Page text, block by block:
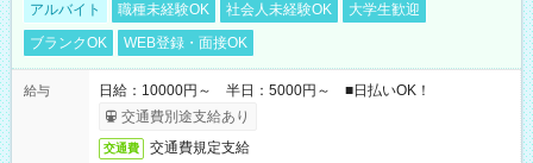
アルバイト 職種未経験OK 社会人未経験OK
大学生歓迎
ブランクOK
WEB登録・面接OK
給与
日給：10000円～ 半日：5000円～ ■日払いOK！
交通費別途支給あり
交通費 交通費規定支給